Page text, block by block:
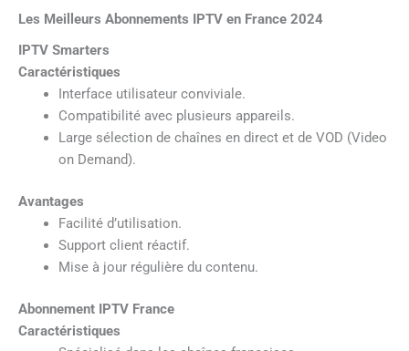
Les Meilleurs Abonnements IPTV en France 2024
IPTV Smarters
Caractéristiques
Interface utilisateur conviviale.
Compatibilité avec plusieurs appareils.
Large sélection de chaînes en direct et de VOD (Video
on Demand).
Avantages
Facilité d’utilisation.
Support client réactif.
Mise à jour régulière du contenu.
Abonnement IPTV France
Caractéristiques